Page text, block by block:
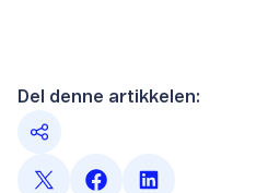
Del denne artikkelen: